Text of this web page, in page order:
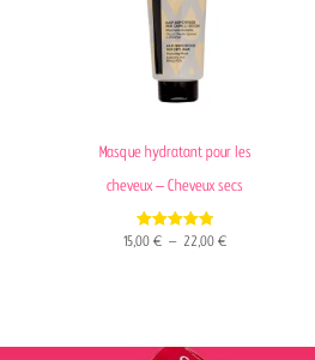
Masque hydratant pour les
cheveux – Cheveux secs
4.83
15,00 € – 22,00 €